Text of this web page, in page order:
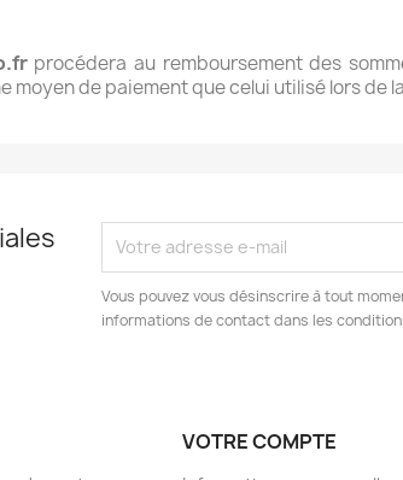
procédera au remboursement des
moyen de paiement que celui utilisé lors de
Vous pouvez vous désinscrire à tout
informations de contact dans les
VOTRE COMPTE